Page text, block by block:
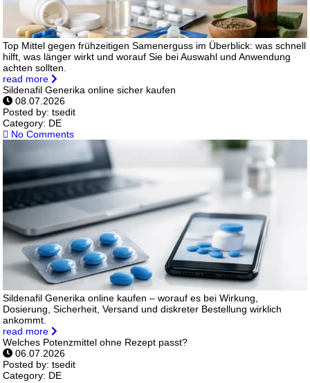
Top Mittel gegen frühzeitigen Samenerguss im Überblick: was schnell
hilft, was länger wirkt und worauf Sie bei Auswahl und Anwendung
achten sollten.
read more
Sildenafil Generika online sicher kaufen
08.07.2026
Posted by:tsedit
Category: DE
No Comments
Sildenafil Generika online kaufen – worauf es bei Wirkung,
Dosierung, Sicherheit, Versand und diskreter Bestellung wirklich
ankommt.
read more
Welches Potenzmittel ohne Rezept passt?
06.07.2026
Posted by:tsedit
Category: DE